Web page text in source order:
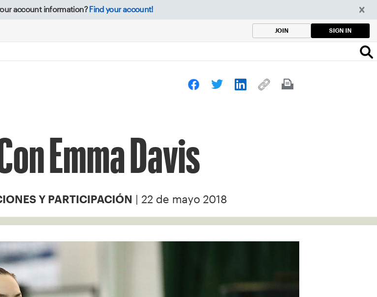
account information? Find your account!
JOIN SIGN IN
Emma Davis
Y PARTICIPACIÓN | 22 de mayo 2018